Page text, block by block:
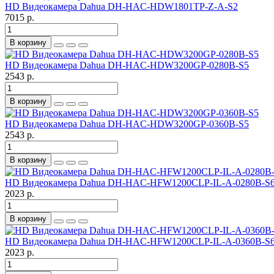
HD Видеокамера Dahua DH-HAC-HDW1801TP-Z-A-S2
7015 р.
В корзину
HD Видеокамера Dahua DH-HAC-HDW3200GP-0280B-S5
2543 р.
В корзину
HD Видеокамера Dahua DH-HAC-HDW3200GP-0360B-S5
2543 р.
В корзину
HD Видеокамера Dahua DH-HAC-HFW1200CLP-IL-A-0280B-
2023 р.
В корзину
HD Видеокамера Dahua DH-HAC-HFW1200CLP-IL-A-0360B-
2023 р.